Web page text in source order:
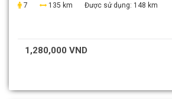
7
135 km Được sử dụng: 148 km
1,280,000 VND